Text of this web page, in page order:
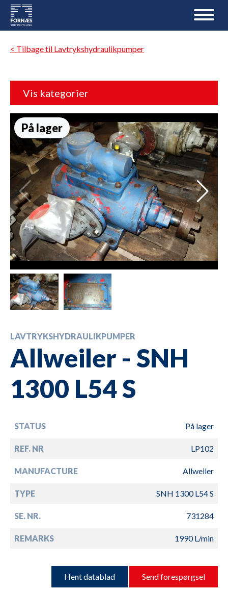
< Tilbage til Lavtrykshydraulikpumper
Vis kategorier
På lager
LAVTRYKSHYDRAULIKPUMPER
Allweiler - SNH
1300 L54 S
STATUS På lager
REF. NR LP102
MANUFACTURE Allweiler
TYPE SNH 1300 L54 S
SE. NR. 731284
REMARKS 1990 L/min
Hent datablad Send forespørgsel